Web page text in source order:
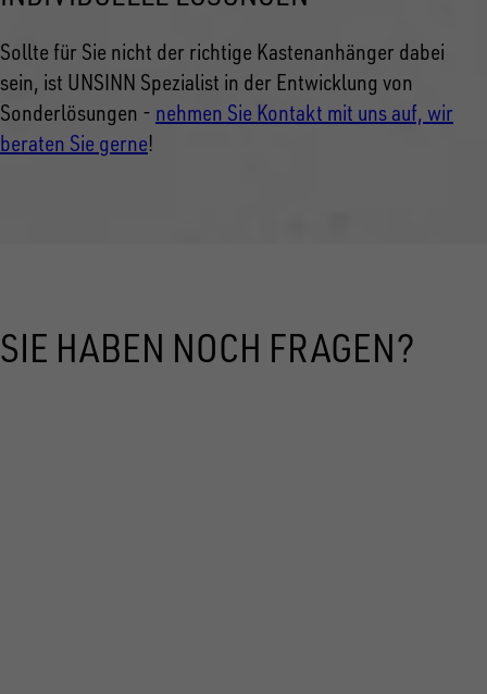
Sollte für Sie nicht der richtige Kastenanhänger dabei
sein, ist UNSINN Spezialist in der Entwicklung von
Sonderlösungen - nehmen Sie Kontakt mit uns auf, wir
beraten Sie gerne!
SIE HABEN NOCH FRAGEN?